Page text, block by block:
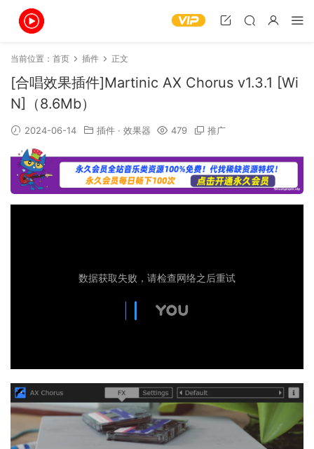
当前位置： 首页 插件 正文
[合唱效果插件]Martinic AX Chorus v1.3.1 [Wi
N]（8.6Mb）
2024-06-14 插件 · 效果器 479 推广